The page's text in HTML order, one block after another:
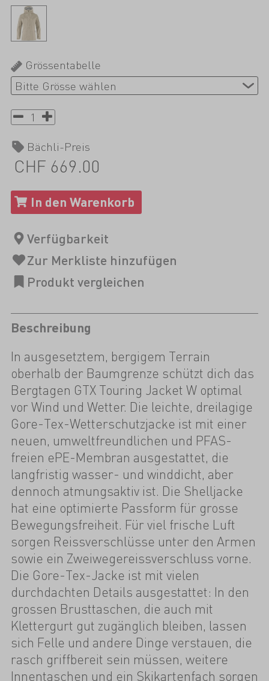
Grössentabelle
Bächli-Preis
CHF 669.00
Beschreibung
In ausgesetztem, bergigem Terrain
oberhalb der Baumgrenze schützt dich das
Bergtagen GTX Touring Jacket W optimal
vor Wind und Wetter. Die leichte, dreilagige
Gore-Tex-Wetterschutzjacke ist mit einer
neuen, umweltfreundlichen und PFAS-
freien ePE-Membran ausgestattet, die
langfristig wasser- und winddicht, aber
dennoch atmungsaktiv ist. Die Shelljacke
hat eine optimierte Passform für grosse
Bewegungsfreiheit. Für viel frische Luft
sorgen Reissverschlüsse unter den Armen
sowie ein Zweiwegereissverschluss vorne.
Die Gore-Tex-Jacke ist mit vielen
durchdachten Details ausgestattet: In den
grossen Brusttaschen, die auch mit
Klettergurt gut zugänglich bleiben, lassen
sich Felle und andere Dinge verstauen, die
rasch griffbereit sein müssen, weitere
Innentaschen und ein Skikartenfach sorgen